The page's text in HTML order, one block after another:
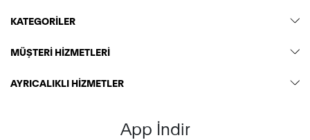
KATEGORİLER
MÜŞTERİ HİZMETLERİ
AYRICALIKLI HİZMETLER
App İndir